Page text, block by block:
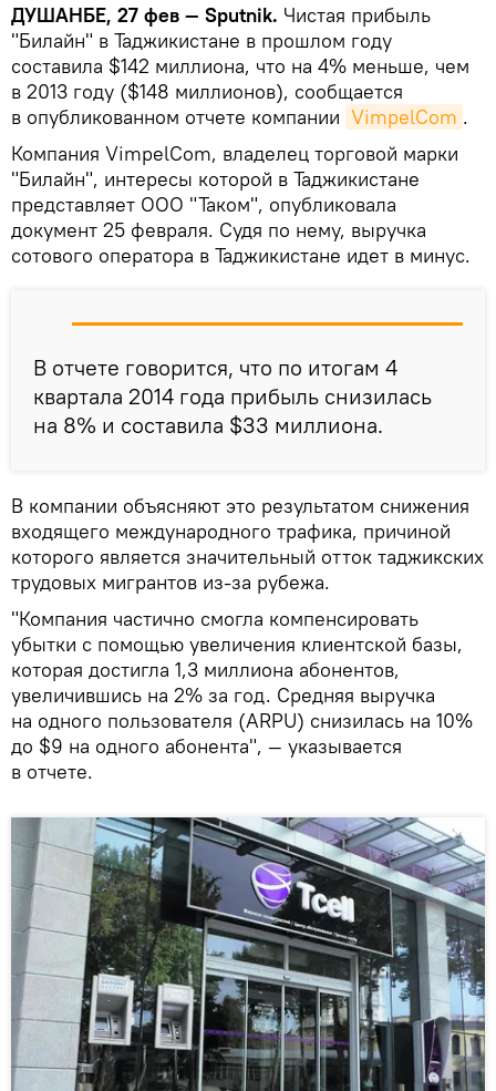
ДУШАНБЕ, 27 фев — Sputnik. Чистая прибыль
"Билайн" в Таджикистане в прошлом году
составила $142 миллиона, что на 4% меньше, чем
в 2013 году ($148 миллионов), сообщается
в опубликованном отчете компании VimpelCom .
Компания VimpelCom, владелец торговой марки
"Билайн", интересы которой в Таджикистане
представляет ООО "Таком", опубликовала
документ 25 февраля. Судя по нему, выручка
сотового оператора в Таджикистане идет в минус.
В отчете говорится, что по итогам 4
квартала 2014 года прибыль снизилась
на 8% и составила $33 миллиона.
В компании объясняют это результатом снижения
входящего международного трафика, причиной
которого является значительный отток таджикских
трудовых мигрантов из-за рубежа.
"Компания частично смогла компенсировать
убытки с помощью увеличения клиентской базы,
которая достигла 1,3 миллиона абонентов,
увеличившись на 2% за год. Средняя выручка
на одного пользователя (ARPU) снизилась на 10%
до $9 на одного абонента", — указывается
в отчете.